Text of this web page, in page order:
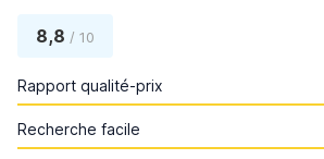
8,8 / 10
Rapport qualité-prix
Recherche facile